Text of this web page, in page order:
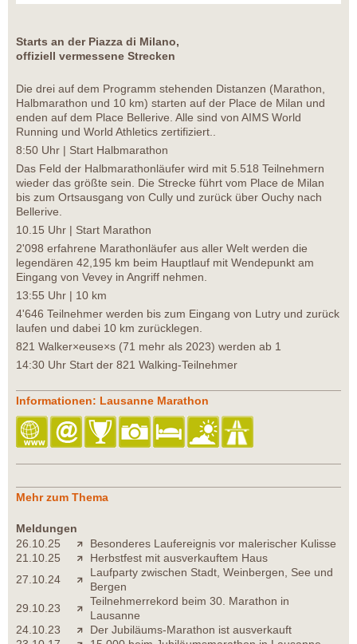
Starts an der Piazza di Milano,
offiziell vermessene Strecken
Die drei auf dem Programm stehenden Distanzen (Marathon,
Halbmarathon und 10 km) starten auf der Place de Milan und
enden auf dem Place Bellerive. Alle sind von AIMS World
Running und World Athletics zertifiziert..
8:50 Uhr | Start Halbmarathon
Das Feld der Halbmarathonläufer wird mit 5.518 Teilnehmern
wieder das größte sein. Die Strecke führt vom Place de Milan
bis zum Ortsausgang von Cully und zurück über Ouchy nach
Bellerive.
10.15 Uhr | Start Marathon
2'098 erfahrene Marathonläufer aus aller Welt werden die
legendären 42,195 km beim Hauptlauf mit Wendepunkt am
Eingang von Vevey in Angriff nehmen.
13:55 Uhr | 10 km
4'646 Teilnehmer werden bis zum Eingang von Lutry und zurück
laufen und dabei 10 km zurücklegen.
821 Walker×euse×s (71 mehr als 2023) werden ab 1
14:30 Uhr Start der 821 Walking-Teilnehmer
Informationen: Lausanne Marathon
Mehr zum Thema
Meldungen
26.10.25
Besonderes Laufereignis vor malerischer Kulisse
21.10.25
Herbstfest mit ausverkauftem Haus
27.10.24
Laufparty zwischen Stadt, Weinbergen, See und
Bergen
29.10.23
Teilnehmerrekord beim 30. Marathon in
Lausanne
24.10.23
Der Jubiläums-Marathon ist ausverkauft